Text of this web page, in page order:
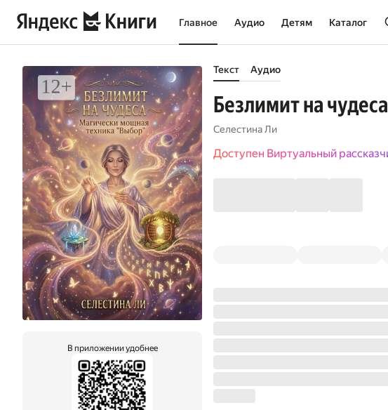
Главное Аудио Детям Каталог
В приложении удобнее
Текст Аудио
Безлимит на
Селестина Ли
Доступен Виртуальный